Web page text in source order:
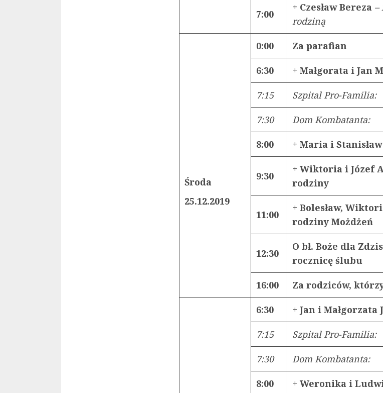
7:00
+ Czesław Bereza –
rodziną
Środa
25.12.2019
0:00 Za parafian
6:30 + Małgorata i Jan
7:15 Szpital Pro-Familia:
7:30 Dom Kombatanta:
8:00 + Maria i
9:30
+ Wiktoria i Józef
rodziny
11:00
+ Bolesław,
rodziny Możdżeń
12:30
O bł. Boże dla
rocznicę ślubu
16:00 Za rodziców,
6:30 + Jan i Małgorzata
7:15 Szpital Pro-Familia:
7:30 Dom Kombatanta:
8:00 + Weronika i